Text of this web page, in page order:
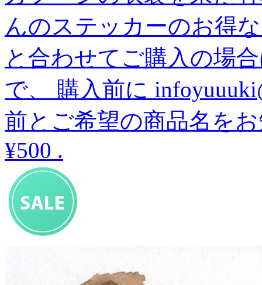
んのステッカーのお得
と合わせてご購入の場
で、 購入前に
前とご希望の商品名を
¥500 .